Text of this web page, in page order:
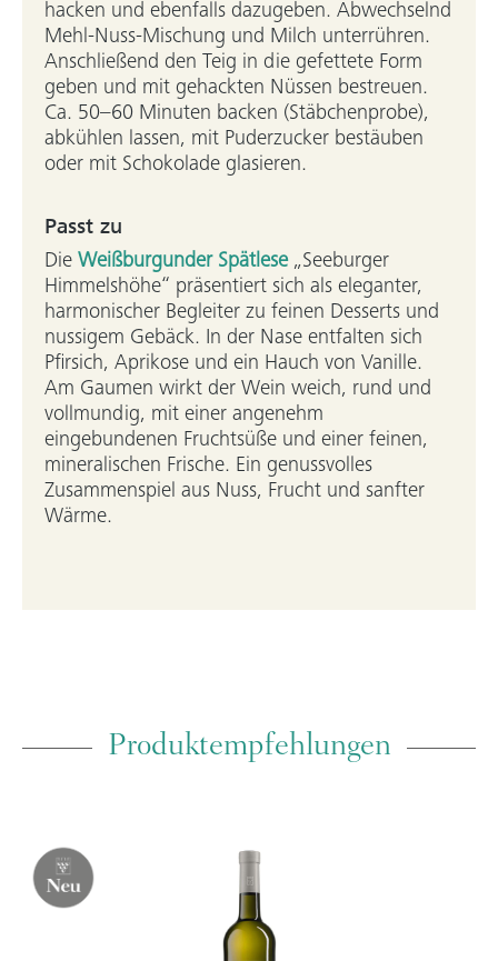
hacken und ebenfalls dazugeben. Abwechselnd
Mehl-Nuss-Mischung und Milch unterrühren.
Anschließend den Teig in die gefettete Form
geben und mit gehackten Nüssen bestreuen.
Ca. 50–60 Minuten backen (Stäbchenprobe),
abkühlen lassen, mit Puderzucker bestäuben
oder mit Schokolade glasieren.
Passt zu
Die Weißburgunder Spätlese„Seeburger
Himmelshöhe“ präsentiert sich als eleganter,
harmonischer Begleiter zu feinen Desserts und
nussigem Gebäck. In der Nase entfalten sich
Pfirsich, Aprikose und ein Hauch von Vanille.
Am Gaumen wirkt der Wein weich, rund und
vollmundig, mit einer angenehm
eingebundenen Fruchtsüße und einer feinen,
mineralischen Frische. Ein genussvolles
Zusammenspiel aus Nuss, Frucht und sanfter
Wärme.
Produktempfehlungen